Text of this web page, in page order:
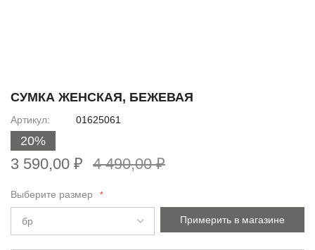
to
beginning
the
gallery
СУМКА ЖЕНСКАЯ, БЕЖЕВАЯ
Артикул 01625061
20%
3 590,00 ₽ 4 490,00 ₽
Выберите размер
Примерить в магазине